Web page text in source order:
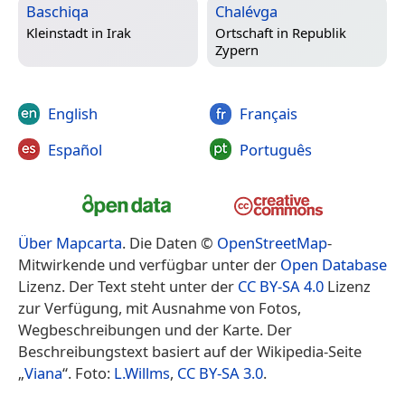
Baschiqa
Kleinstadt in Irak
Chalévga
Ortschaft in Republik
Zypern
English
Español
Français
Português
Über Mapcarta. Die Daten © OpenStreetMap-
Mitwirkende und verfügbar unter der Open Database
Lizenz. Der Text steht unter der CC BY-SA 4.0 Lizenz
zur Verfügung, mit Ausnahme von Fotos,
Wegbeschreibungen und der Karte. Der
Beschreibungstext basiert auf der Wikipedia-Seite
„Viana“. Foto: L.Willms, CC BY-SA 3.0.